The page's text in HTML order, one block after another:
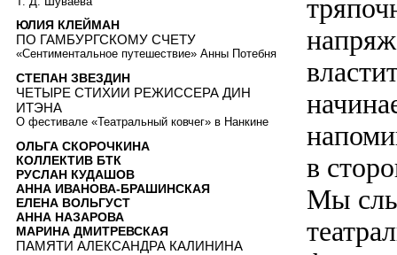
в
Мы
ЮЛИЯ КЛЕЙМАН
ПО ГАМБУРГСКОМУ СЧЕТУ
«Сентиментальное путешествие» Анны Потебня
СТЕПАН ЗВЕЗДИН
ЧЕТЫРЕ СТИХИИ РЕЖИССЕРА ДИН
ИТЭНА
О фестивале «Театральный ковчег» в Нанкине
ОЛЬГА СКОРОЧКИНА
КОЛЛЕКТИВ БТК
РУСЛАН КУДАШОВ
АННА ИВАНОВА-БРАШИНСКАЯ
ЕЛЕНА ВОЛЬГУСТ
АННА НАЗАРОВА
МАРИНА ДМИТРЕВСКАЯ
ПАМЯТИ АЛЕКСАНДРА КАЛИНИНА